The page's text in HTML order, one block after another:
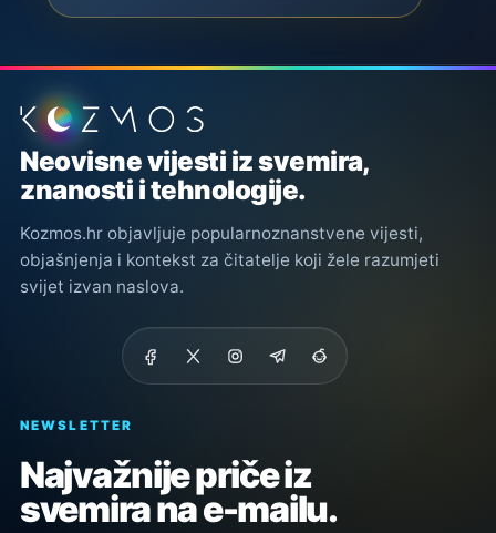
Podnožje stranice
Neovisne vijesti iz svemira,
znanosti i tehnologije.
Kozmos.hr objavljuje popularnoznanstvene vijesti,
objašnjenja i kontekst za čitatelje koji žele razumjeti
svijet izvan naslova.
NEWSLETTER
Najvažnije priče iz
svemira na e-mailu.